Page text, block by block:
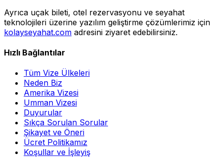
Ayrıca uçak bileti, otel rezervasyonu ve seyahat
teknolojileri üzerine yazılım geliştirme çözümlerimiz için
kolayseyahat.com adresini ziyaret edebilirsiniz.
Hızlı Bağlantılar
Tüm Vize Ülkeleri
Neden Biz
Amerika Vizesi
Umman Vizesi
Duyurular
Sıkça Sorulan Sorular
Şikayet ve Öneri
Ücret Politikamız
Koşullar ve İşleyiş